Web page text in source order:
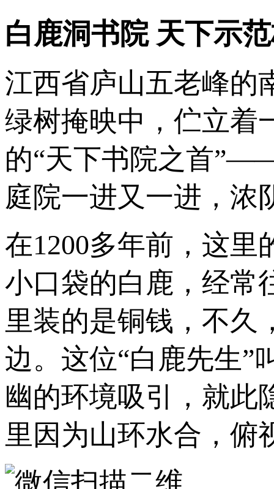
白鹿洞书院 天下示
江西省庐山五老峰的
绿树掩映中，伫立着
的“天下书院之首
庭院一进又一进，浓
在1200多年前，这
小口袋的白鹿，经常
里装的是铜钱，不久
边。这位“白鹿先生”
幽的环境吸引，就此
里因为山环水合，俯